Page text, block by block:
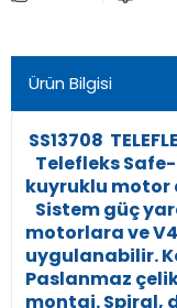
Ürün Bilgisi
SS13708
Telefleks
kuyruklu motor
Sistem güç
motorlara ve
uygulanabilir.
Paslanmaz çelik
montaj. Spiral,